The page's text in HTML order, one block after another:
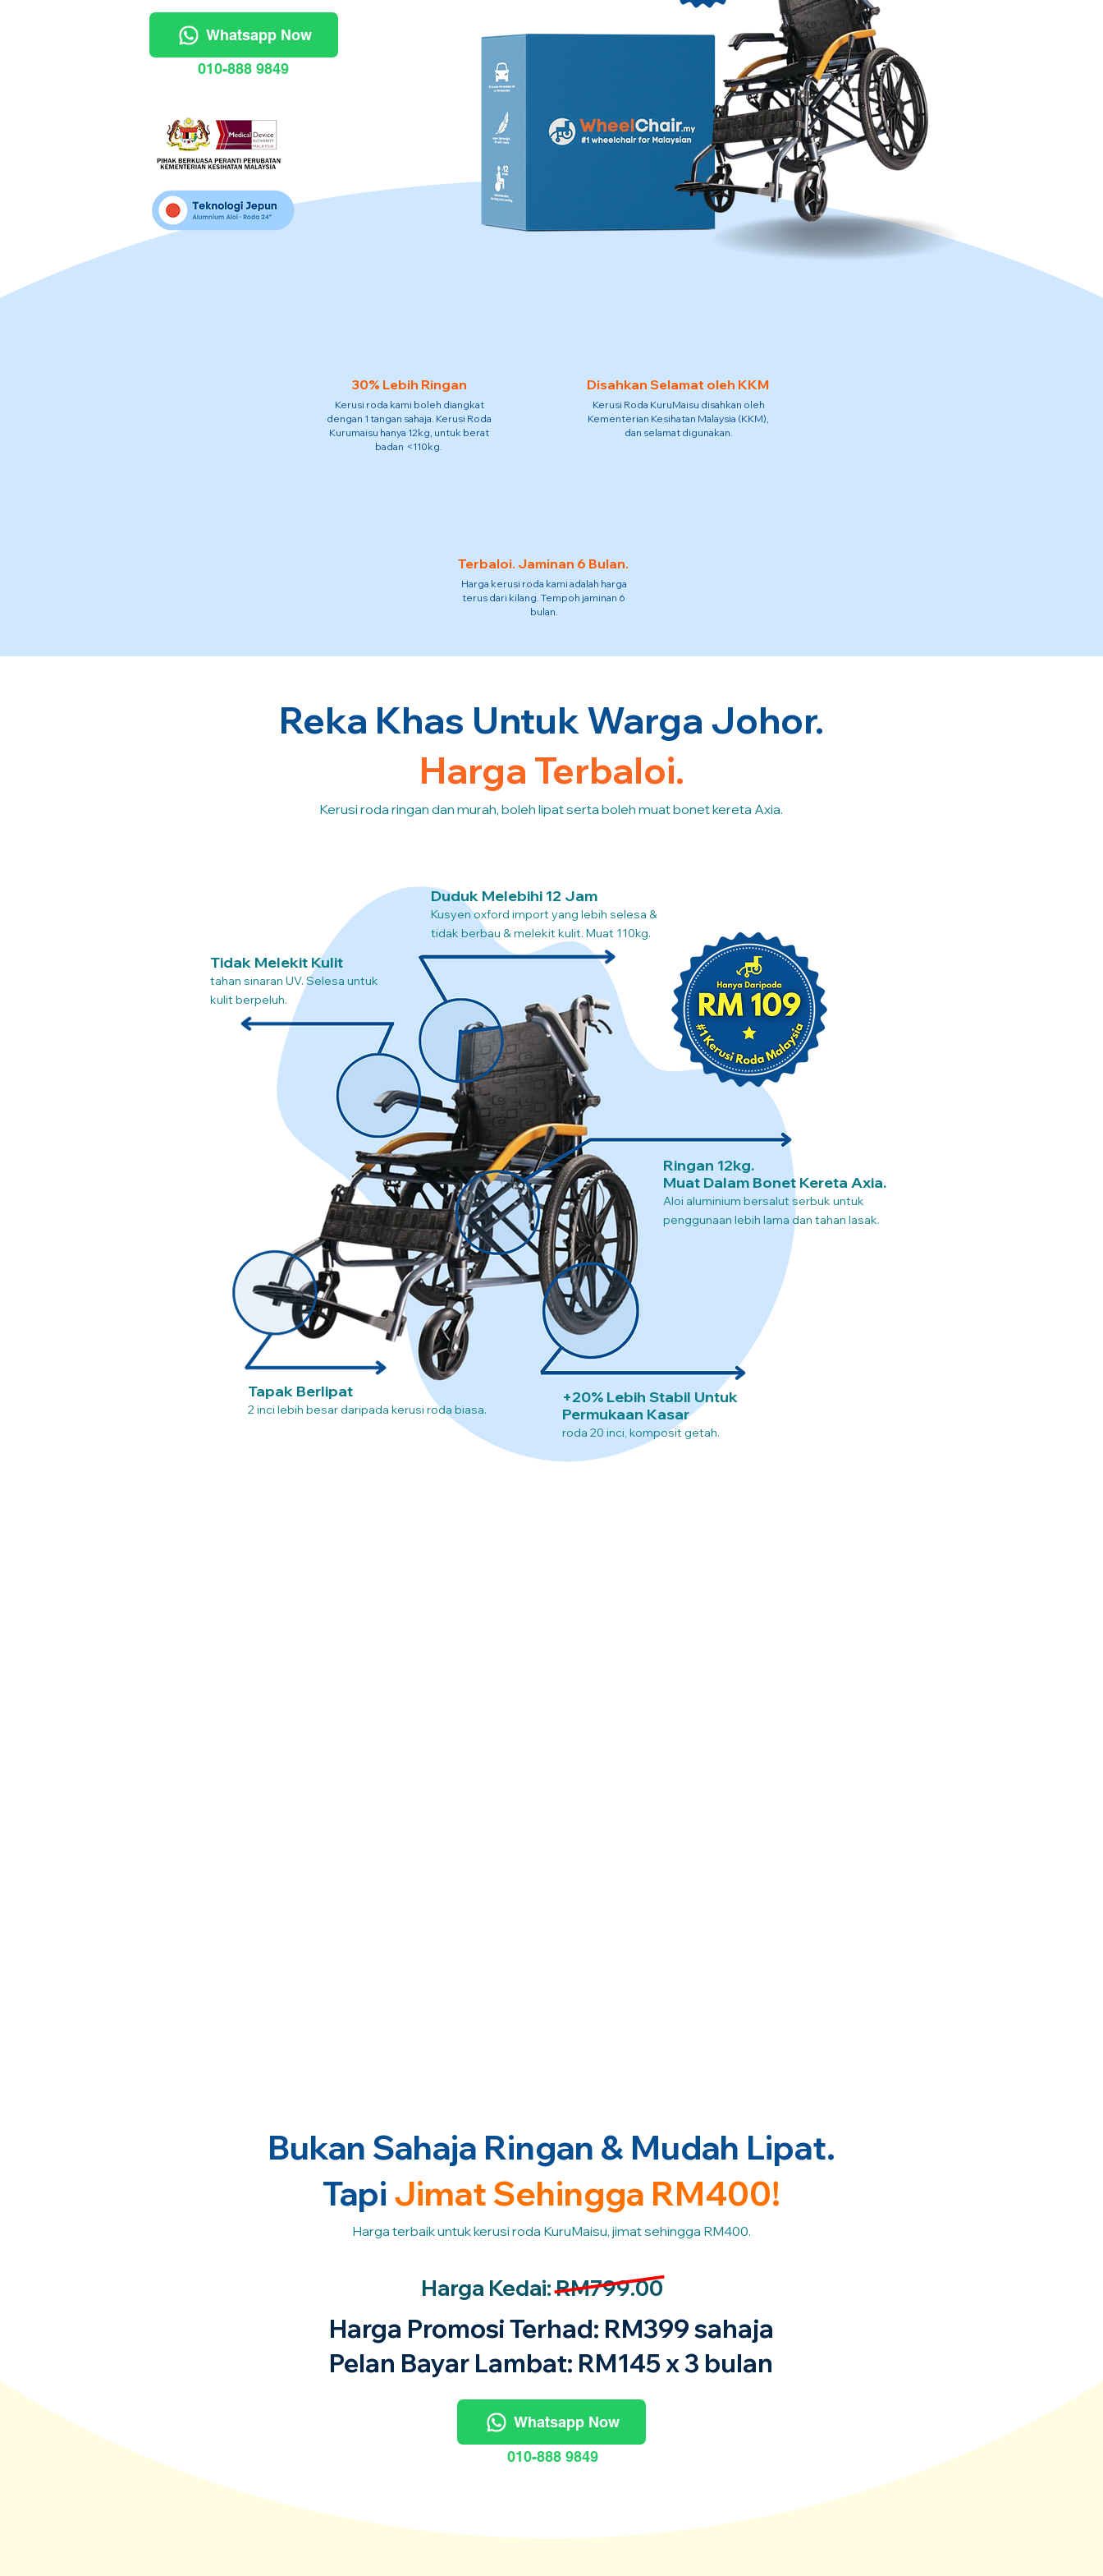
Whatsapp Now
010-888 9849
30% Lebih Ringan
Kerusi roda kami boleh diangkat
dengan 1 tangan sahaja. Kerusi Roda
Kurumaisu hanya 12kg, untuk berat
badan <110kg.
Disahkan Selamat oleh KKM
Kerusi Roda KuruMaisu disahkan oleh
Kementerian Kesihatan Malaysia (KKM),
dan selamat digunakan.
Terbaloi. Jaminan 6 Bulan.
Harga kerusi roda kami adalah harga
terus dari kilang. Tempoh jaminan 6
bulan.
Reka Khas Untuk Warga Johor.
Harga Terbaloi.
Kerusi roda ringan dan murah, boleh lipat serta boleh muat bonet kereta Axia.
+20% Lebih Stabil Untuk
Permukaan Kasar
roda 20 inci, komposit getah.
Ringan 12kg.
Muat Dalam Bonet Kereta Axia.
Aloi aluminium bersalut serbuk untuk
penggunaan lebih lama dan tahan lasak.
Tapak Berlipat
2 inci lebih besar daripada kerusi roda biasa.
Tidak Melekit Kulit
tahan sinaran UV. Selesa untuk
kulit berpeluh.
Duduk Melebihi 12 Jam
Kusyen oxford import yang lebih selesa &
tidak berbau & melekit kulit. Muat 110kg.
Bukan Sahaja Ringan & Mudah Lipat.
Tapi Jimat Sehingga RM400!
Harga terbaik untuk kerusi roda KuruMaisu, jimat sehingga RM400.
Harga Kedai: RM799.00
Harga Promosi Terhad: RM399 sahaja
Pelan Bayar Lambat: RM145 x 3 bulan
Whatsapp Now
010-888 9849